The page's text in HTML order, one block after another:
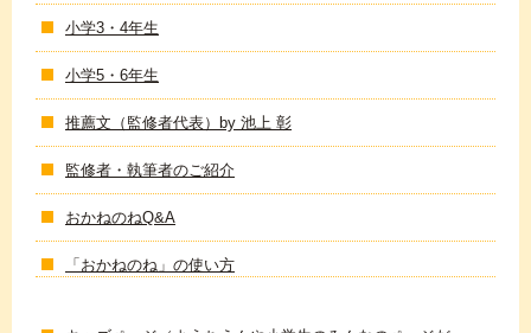
小学3・4年生
小学5・6年生
推薦文（監修者代表）by 池上 彰
監修者・執筆者のご紹介
おかねのねQ&A
「おかねのね」の使い方